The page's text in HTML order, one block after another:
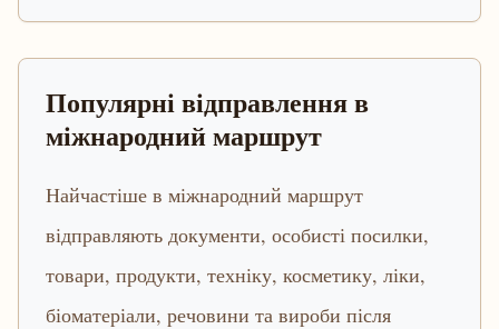
Популярні відправлення в
міжнародний маршрут
Найчастіше в міжнародний маршрут
відправляють документи, особисті посилки,
товари, продукти, техніку, косметику, ліки,
біоматеріали, речовини та вироби після